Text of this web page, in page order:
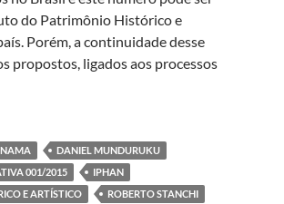
do Patrimônio Histórico e
Porém, a continuidade desse
propostos, ligados aos processos
de desenvolvimento e a proteção do
DANIEL MUNDURUKU
001/2015
IPHAN
E ARTÍSTICO
ROBERTO STANCHI